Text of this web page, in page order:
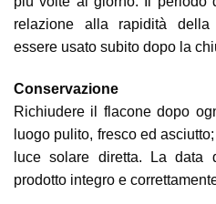
relazione alla rapidità della
essere usato subito dopo la
Conservazione
Richiudere il flacone dopo
luogo pulito, fresco ed
luce solare diretta. La data
prodotto integro e